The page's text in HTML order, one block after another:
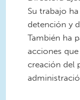
Su trabajo
detención y
También ha
acciones
creación del